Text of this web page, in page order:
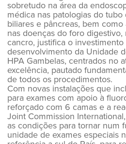
sobretudo na área da
médica nas patologias do
biliares e pâncreas, bem
nas doenças do foro
cancro, justifica o
desenvolvimento da Unidade
HPA Gambelas, centrados no
excelência, pautado
de todos os procedimentos.
Com novas instalações que
para exames com apoio à
reforçado com 6 camas e a
Joint Commission
as condições para tornar num
unidade de exames especiais